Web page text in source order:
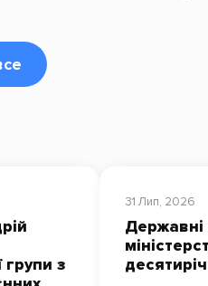
з
31 Лип, 2026
Державні